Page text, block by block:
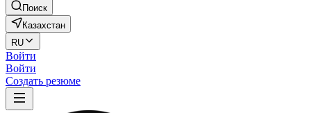
Поиск
Казахстан
RU
Войти
Войти
Создать резюме